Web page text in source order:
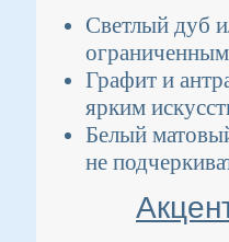
Светлый дуб
Графит и
ярким
Белый
не